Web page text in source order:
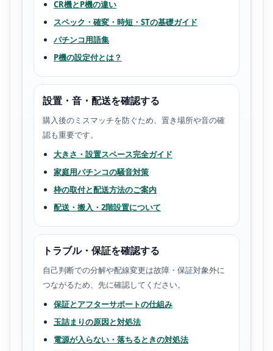
CR機とP機の違い
スペック・確変・時短・STの基礎ガイド
パチンコ用語集
P機の設定付とは？
設置・音・配送を確認する
購入後のミスマッチを防ぐため、置き場所や音の確
認も重要です。
大きさ・設置スペース完全ガイド
家庭用パチンコの騒音対策
枠の取付と配送方法のご案内
配送・搬入・2階設置について
トラブル・保証を確認する
自己判断での分解や配線変更は故障・保証対象外に
つながるため、先に確認してください。
保証とアフターサポートの仕組み
玉詰まりの原因と対処法
電源が入らない・落ちるときの対処法